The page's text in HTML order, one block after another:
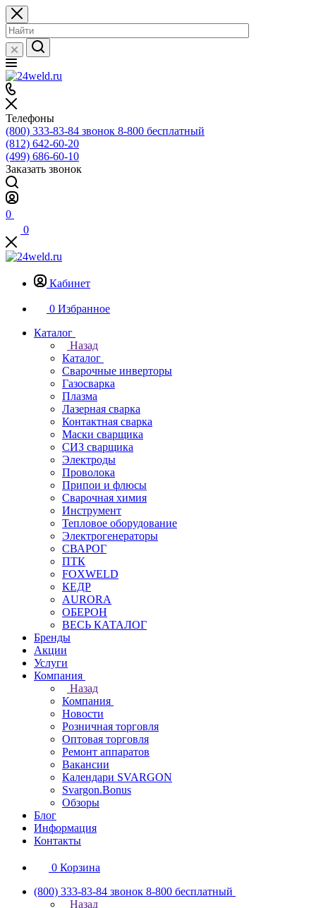
Телефоны
(800) 333-83-84 звонок 8-800 бесплатный
(812) 642-60-20
(499) 686-60-10
Заказать звонок
0
0
Кабинет
0 Избранное
Каталог
Назад
Каталог
Сварочные инверторы
Газосварка
Плазма
Лазерная сварка
Контактная сварка
Маски сварщика
СИЗ сварщика
Электроды
Проволока
Припои и флюсы
Сварочная химия
Инструмент
Тепловое оборудование
Электрогенераторы
СВАРОГ
ПТК
FOXWELD
КЕДР
AURORA
ОБЕРОН
ВЕСЬ КАТАЛОГ
Бренды
Акции
Услуги
Компания
Назад
Компания
Новости
Розничная торговля
Оптовая торговля
Ремонт аппаратов
Вакансии
Календари SVARGON
Svargon.Bonus
Обзоры
Блог
Информация
Контакты
0 Корзина
(800) 333-83-84 звонок 8-800 бесплатный
Назад